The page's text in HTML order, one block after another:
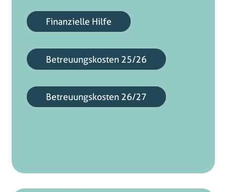
Finanzielle Hilfe
Betreuungskosten 25/26
Betreuungskosten 26/27